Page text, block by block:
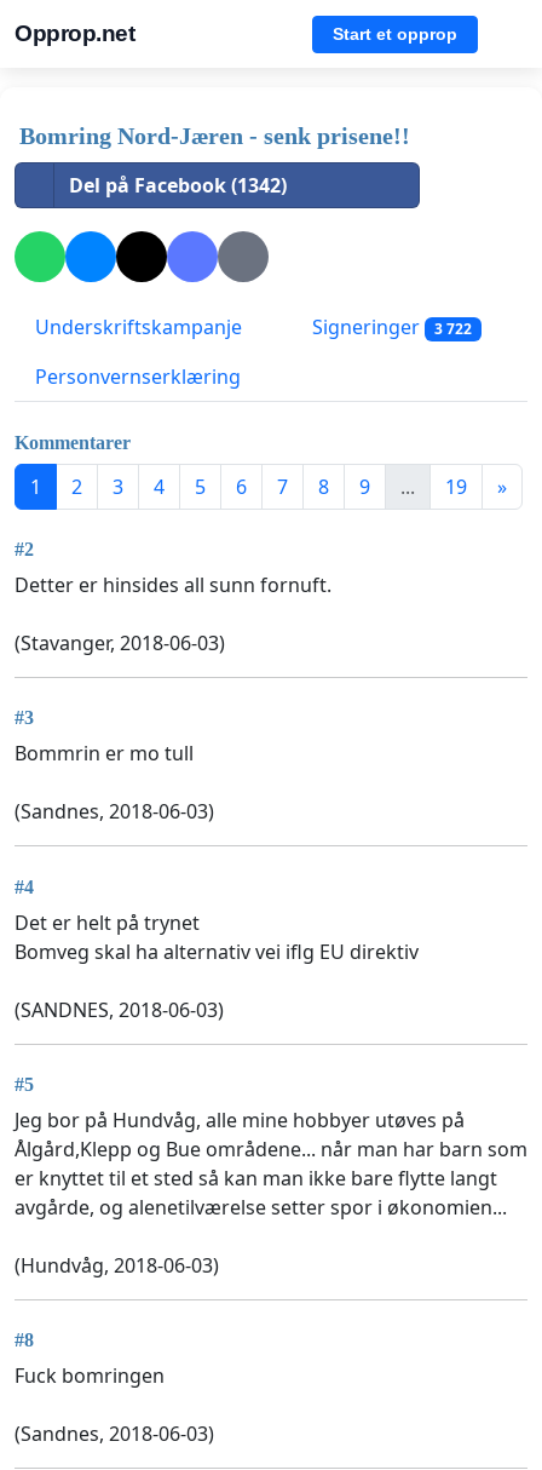
Opprop.net Start et opprop
Bomring Nord-Jæren - senk prisene!!
Del på Facebook (1342)
Underskriftskampanje Signeringer 3 722
Personvernserklæring
Kommentarer
1 2 3 4 5 6 7 8 9 ... 19 »
#2
Detter er hinsides all sunn fornuft.
(Stavanger, 2018-06-03)
#3
Bommrin er mo tull
(Sandnes, 2018-06-03)
#4
Det er helt på trynet
Bomveg skal ha alternativ vei iflg EU direktiv
(SANDNES, 2018-06-03)
#5
Jeg bor på Hundvåg, alle mine hobbyer utøves på
Ålgård,Klepp og Bue områdene... når man har barn som
er knyttet til et sted så kan man ikke bare flytte langt
avgårde, og alenetilværelse setter spor i økonomien...
(Hundvåg, 2018-06-03)
#8
Fuck bomringen
(Sandnes, 2018-06-03)